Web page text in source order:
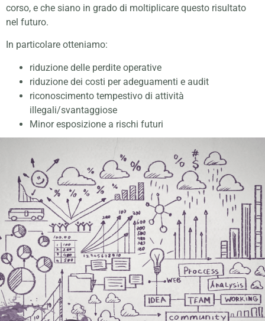
corso, e che siano in grado di moltiplicare questo risultato
nel futuro.
In particolare otteniamo:
riduzione delle perdite operative
riduzione dei costi per adeguamenti e audit
riconoscimento tempestivo di attività
illegali/svantaggiose
Minor esposizione a rischi futuri